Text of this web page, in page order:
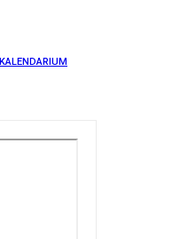
KALENDARIUM